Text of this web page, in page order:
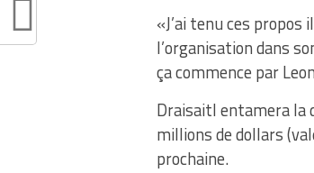
«J’ai tenu ces
l’organisation dans
ça commence par
Draisaitl entamera la
millions de dollars
prochaine.